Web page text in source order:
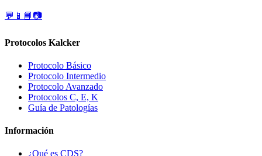
💬 📱 📘📷
Protocolos Kalcker
Protocolo Básico
Protocolo Intermedio
Protocolo Avanzado
Protocolos C, E, K
Guía de Patologías
Información
¿Qué es CDS?